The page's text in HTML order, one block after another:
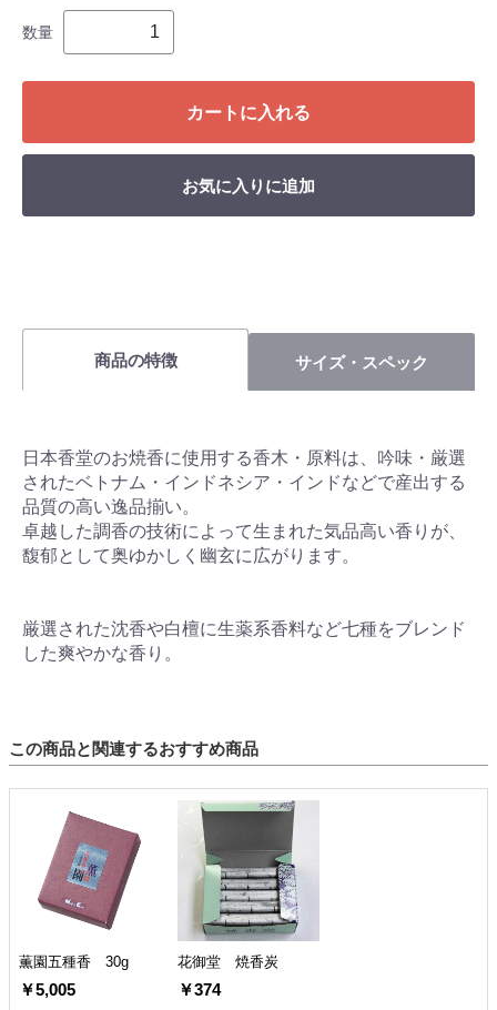
数量
カートに入れる
お気に入りに追加
商品の特徴 サイズ・スペック
日本香堂のお焼香に使用する香木・原料は、吟味・厳選
されたベトナム・インドネシア・インドなどで産出する
品質の高い逸品揃い。
卓越した調香の技術によって生まれた気品高い香りが、
馥郁として奥ゆかしく幽玄に広がります。
厳選された沈香や白檀に生薬系香料など七種をブレンド
した爽やかな香り。
この商品と関連するおすすめ商品
薫園五種香 30g
￥5,005
花御堂 焼香炭
￥374